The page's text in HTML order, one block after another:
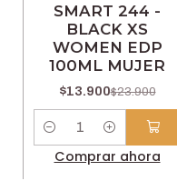
SMART 244 -
BLACK XS
WOMEN EDP
100ML MUJER
$13.900$23.900
Cantidad
Comprar ahora